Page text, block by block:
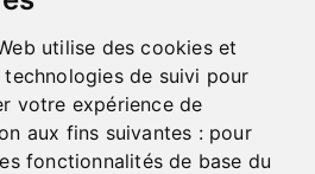
utilise des cookies et
de suivi pour
votre expérience de
aux fins suivantes : pour
fonctionnalités de base du
et en participant aux
activités.
généreusement!